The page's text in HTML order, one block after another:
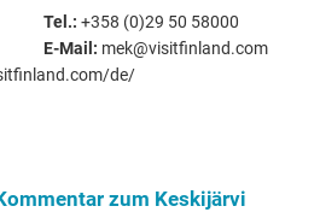
Tel.: +358 (0)29 50 58000
E-Mail: mek@visitfinland.com
de/
zum Keskijärvi